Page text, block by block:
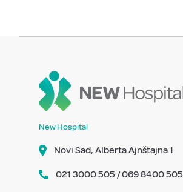
New Hospital
Novi Sad, Alberta Ajnštajna 1
021 3000 505 / 069 8400 505